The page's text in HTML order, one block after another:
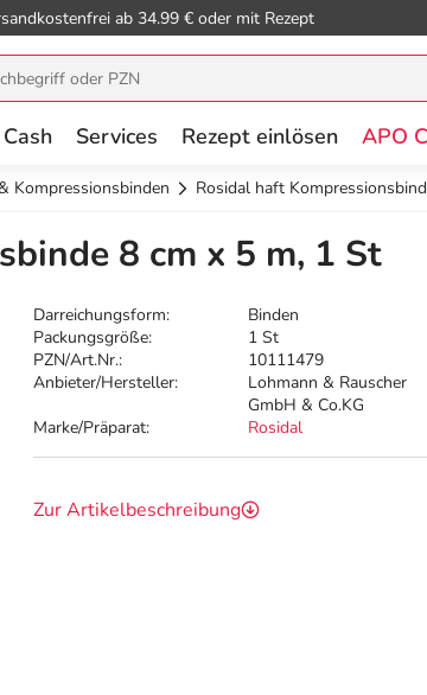
ab 34.99 € oder mit Rezept
Services Rezept einlösen APO
Kompressionsbinden Rosidal haft
8 cm x 5 m, 1 St
Darreichungsform:
Binden
Packungsgröße:
1 St
PZN/Art.Nr.:
10111479
Anbieter/Hersteller:
Lohmann & Rauscher
GmbH & Co.KG
Marke/Präparat:
Rosidal
Zur Artikelbeschreibung